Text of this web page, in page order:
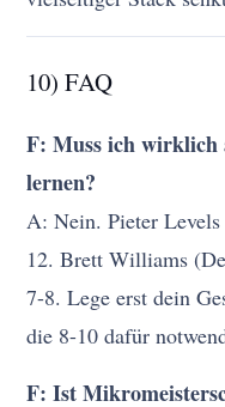
10) FAQ
F: Muss ich wirklich
lernen?
A: Nein. Pieter
12. Brett Williams
7-8. Lege erst dein
die 8-10 dafür
F: Ist